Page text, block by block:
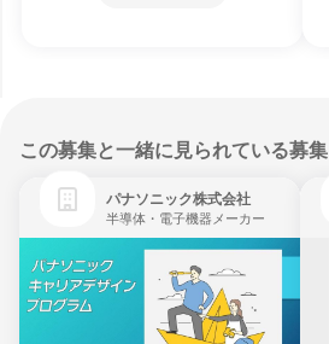
この募集と一緒に見られている募集
パナソニック株式会社
半導体・電子機器メーカー